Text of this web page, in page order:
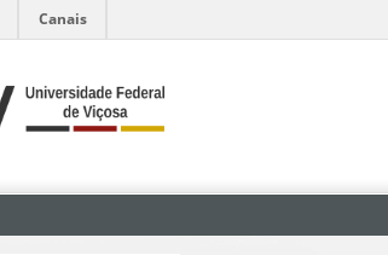
Canais